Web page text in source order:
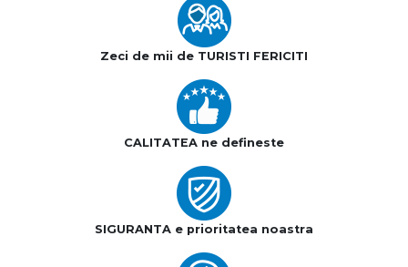
Zeci de mii de TURISTI FERICITI
CALITATEA ne defineste
SIGURANTA e prioritatea noastra